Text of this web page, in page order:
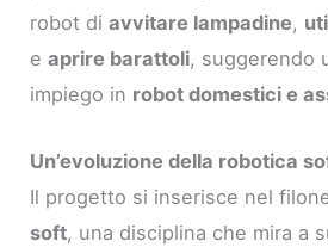
robot diavvitare lampadine,
eaprire barattoli, suggerendo
impiego in robot domestici e
Un’evoluzione della robotica
Il progetto si inserisce nel
soft, una disciplina che mira a